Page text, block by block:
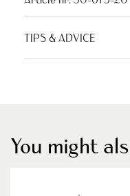
TIPS & ADVICE
You might